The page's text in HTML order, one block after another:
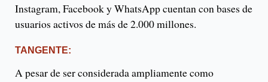
Instagram, Facebook y WhatsApp cuentan con bases de
usuarios activos de más de 2.000 millones.
TANGENTE:
A pesar de ser considerada ampliamente como